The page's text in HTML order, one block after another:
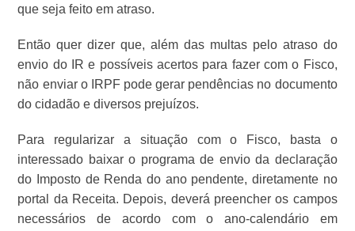
que seja feito em atraso.
Então quer dizer que, além das multas pelo atraso do
envio do IR e possíveis acertos para fazer com o Fisco,
não enviar o IRPF pode gerar pendências no documento
do cidadão e diversos prejuízos.
Para regularizar a situação com o Fisco, basta o
interessado baixar o programa de envio da declaração
do Imposto de Renda do ano pendente, diretamente no
portal da Receita. Depois, deverá preencher os campos
necessários de acordo com o ano-calendário em